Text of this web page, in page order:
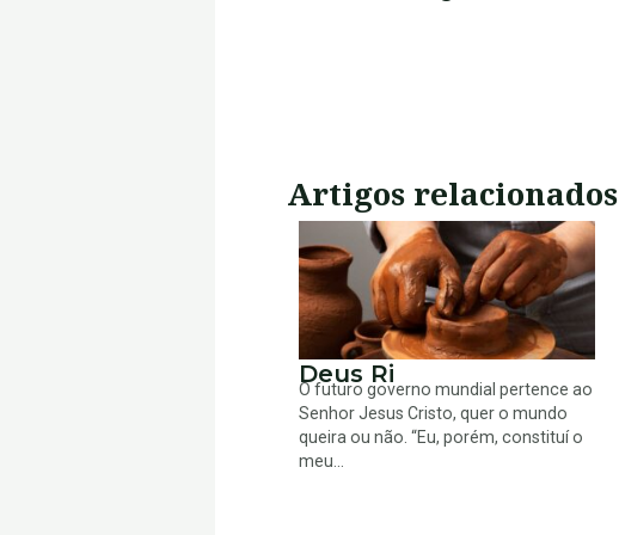
Artigos relacionados
Deus Ri
O futuro governo mundial pertence ao
Senhor Jesus Cristo, quer o mundo
queira ou não. “Eu, porém, constituí o
meu...